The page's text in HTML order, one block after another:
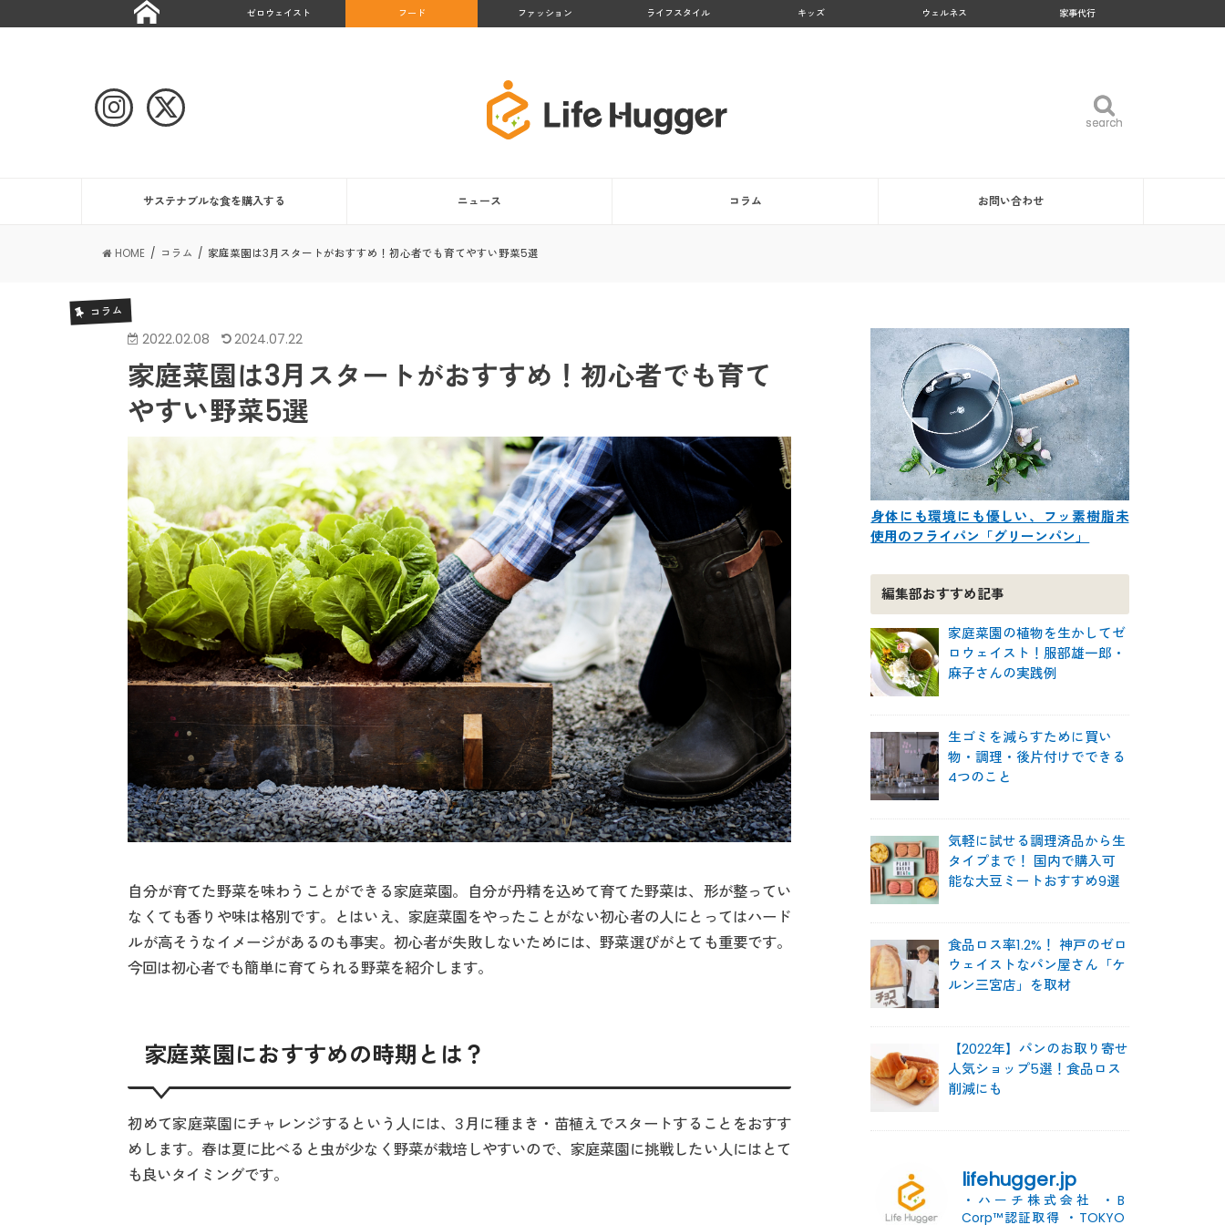
ゼロウェイスト フード ファッション ライフスタイル キッズ ウェルネス 家事代行
search
search
サステナブルな食を購入する ニュース コラム お問い合わせ
HOME コラム 家庭菜園は3月スタートがおすすめ！初心者でも育てやすい野菜5選
コラム
2022.02.08 2024.07.22
家庭菜園は3月スタートがおすすめ！初心者でも育て
やすい野菜5選
自分が育てた野菜を味わうことができる家庭菜園。自分が丹精を込めて育てた野菜は、形が整ってい
なくても香りや味は格別です。とはいえ、家庭菜園をやったことがない初心者の人にとってはハード
ルが高そうなイメージがあるのも事実。初心者が失敗しないためには、野菜選びがとても重要です。
今回は初心者でも簡単に育てられる野菜を紹介します。
家庭菜園におすすめの時期とは？
初めて家庭菜園にチャレンジするという人には、3月に種まき・苗植えでスタートすることをおすす
めします。春は夏に比べると虫が少なく野菜が栽培しやすいので、家庭菜園に挑戦したい人にはとて
も良いタイミングです。
身体にも環境にも優しい、フッ素樹脂未
使用のフライパン「グリーンパン」
編集部おすすめ記事
家庭菜園の植物を生かしてゼ
ロウェイスト！服部雄一郎・
麻子さんの実践例
生ゴミを減らすために買い
物・調理・後片付けでできる
4つのこと
気軽に試せる調理済品から生
タイプまで！ 国内で購入可
能な大豆ミートおすすめ9選
食品ロス率1.2%！ 神戸のゼロ
ウェイストなパン屋さん「ケ
ルン三宮店」を取材
【2022年】パンのお取り寄せ
人気ショップ5選！食品ロス
削減にも
lifehugger.jp
・ハーチ株式会社
・B
Corp™認証取得 ・TOKYO